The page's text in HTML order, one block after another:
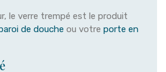
le verre trempé est le produit
de douche ou votre porte en